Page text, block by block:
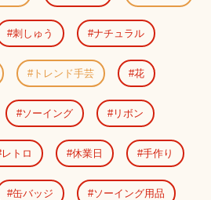
刺しゅう ナチュラル
トレンド手芸 花
ソーイング リボン
レトロ 休業日 手作り
缶バッジ ソーイング用品